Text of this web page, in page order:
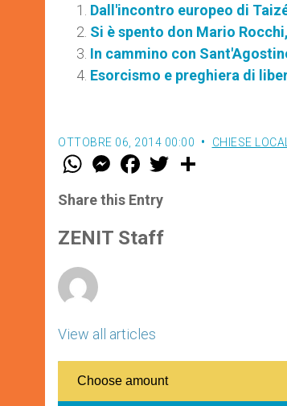
Dall'incontro europeo di
Si è spento don Mario
In cammino con
Esorcismo e preghiera di
OTTOBRE 06, 2014 00:00 CHIESE LOCALI
W
t
s
p
p
M
e
s
e
g
e
F
a
e
b
o
k
w
Share this Entry
ZENIT Staff
View all articles